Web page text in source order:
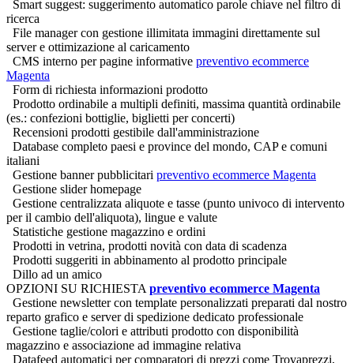
Smart suggest: suggerimento automatico parole chiave nel filtro di
ricerca
File manager con gestione illimitata immagini direttamente sul
server e ottimizazione al caricamento
CMS interno per pagine informative preventivo ecommerce
Magenta
Form di richiesta informazioni prodotto
Prodotto ordinabile a multipli definiti, massima quantità ordinabile
(es.: confezioni bottiglie, biglietti per concerti)
Recensioni prodotti gestibile dall'amministrazione
Database completo paesi e province del mondo, CAP e comuni
italiani
Gestione banner pubblicitari preventivo ecommerce Magenta
Gestione slider homepage
Gestione centralizzata aliquote e tasse (punto univoco di intervento
per il cambio dell'aliquota), lingue e valute
Statistiche gestione magazzino e ordini
Prodotti in vetrina, prodotti novità con data di scadenza
Prodotti suggeriti in abbinamento al prodotto principale
Dillo ad un amico
OPZIONI SU RICHIESTA preventivo ecommerce Magenta
Gestione newsletter con template personalizzati preparati dal nostro
reparto grafico e server di spedizione dedicato professionale
Gestione taglie/colori e attributi prodotto con disponibilità
magazzino e associazione ad immagine relativa
Datafeed automatici per comparatori di prezzi come Trovaprezzi,